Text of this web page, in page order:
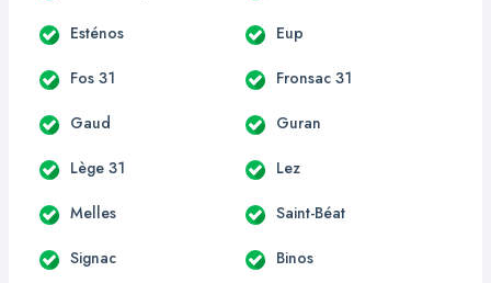
Esténos Eup
Fos 31 Fronsac 31
Gaud Guran
Lège 31 Lez
Melles Saint-Béat
Signac Binos